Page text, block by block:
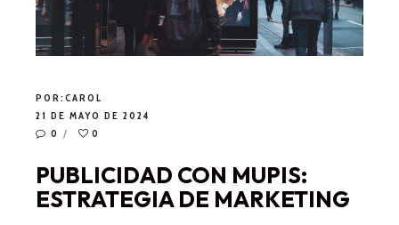
POR:CAROL
21 DE MAYO DE 2024
0
0
PUBLICIDAD CON MUPIS:
ESTRATEGIA DE MARKETING